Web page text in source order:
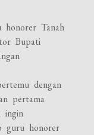
honorer Tanah
Bupati
dengan
pertama
ingin
guru honorer